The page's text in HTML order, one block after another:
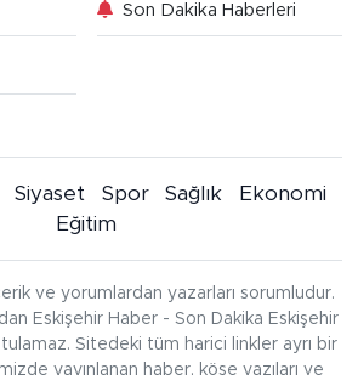
Son Dakika Haberleri
Siyaset Spor Sağlık
Ekonomi
Eğitim
ve yorumlardan yazarları sorumludur.
Eskişehir Haber - Son Dakika Eskişehir
Sitedeki tüm harici linkler ayrı bir
yayınlanan haber, köşe yazıları ve